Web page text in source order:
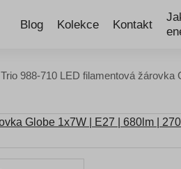
Blog Kolekce Kontakt
Trio 988-710 LED filamentová žárovka